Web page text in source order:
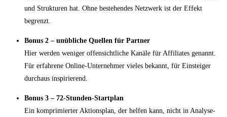
und Strukturen hat. Ohne bestehendes Netzwerk ist der Effekt
begrenzt.
Bonus 2 – unübliche Quellen für Partner
Hier werden weniger offensichtliche Kanäle für Affiliates genannt.
Für erfahrene Online-Unternehmer vieles bekannt, für Einsteiger
durchaus inspirierend.
Bonus 3 – 72-Stunden-Startplan
Ein komprimierter Aktionsplan, der helfen kann, nicht in Analyse-